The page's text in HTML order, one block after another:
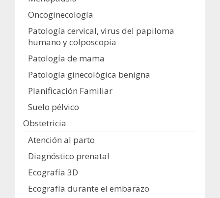
Oncoginecología
Patología cervical, virus del papiloma
humano y colposcopia
Patología de mama
Patología ginecológica benigna
Planificación Familiar
Suelo pélvico
Obstetricia
Atención al parto
Diagnóstico prenatal
Ecografía 3D
Ecografía durante el embarazo